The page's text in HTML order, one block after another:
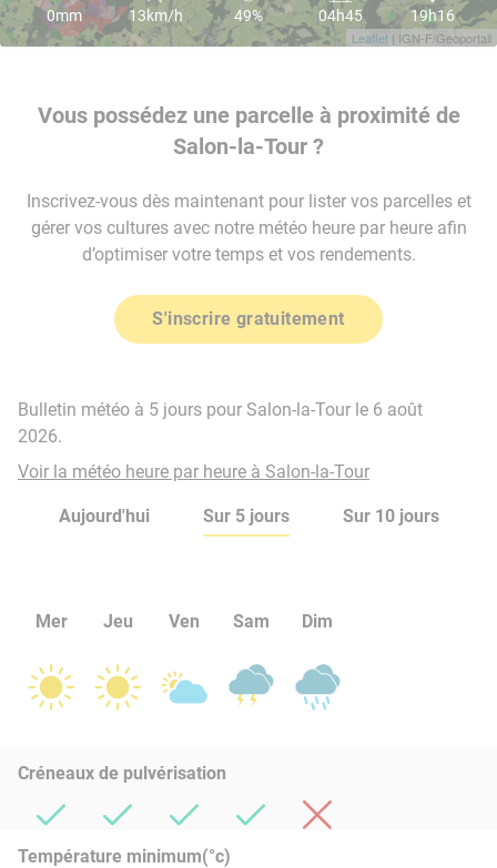
Leaflet | IGN-F/Geoportail
0mm 13km/h 49% 04h45 19h16
Vous possédez une parcelle à proximité de
Salon-la-Tour ?
Inscrivez-vous dès maintenant pour lister vos parcelles et
gérer vos cultures avec notre météo heure par heure afin
d’optimiser votre temps et vos rendements.
S'inscrire gratuitement
Bulletin météo à 5 jours pour Salon-la-Tour le 6 août
2026.
Voir la météo heure par heure à Salon-la-Tour
Aujourd'hui Sur 5 jours Sur 10 jours
Mer Jeu Ven Sam Dim
Créneaux de pulvérisation
Température minimum(°c)